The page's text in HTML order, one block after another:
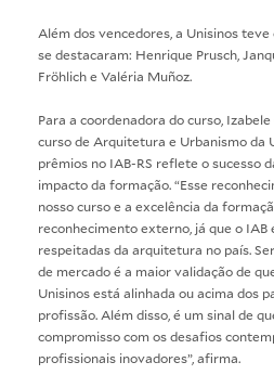
Além dos vencedores, a Unisinos
se destacaram: Henrique Prusch,
Fröhlich e Valéria Muñoz.
Para a coordenadora do curso,
curso de Arquitetura e Urbanismo da
prêmios no IAB-RS reflete o sucesso
impacto da formação. “Esse
nosso curso e a excelência da
reconhecimento externo, já que o
respeitadas da arquitetura no país.
de mercado é a maior validação de
Unisinos está alinhada ou acima dos
profissão. Além disso, é um sinal de
compromisso com os desafios
profissionais inovadores”, afirma.